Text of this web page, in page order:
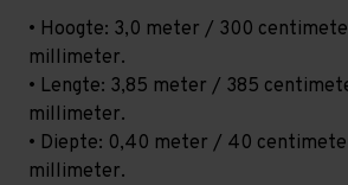
• Hoogte: 3,0 meter / 300
millimeter.
• Lengte: 3,85 meter / 385
millimeter.
• Diepte: 0,40 meter / 40
millimeter.